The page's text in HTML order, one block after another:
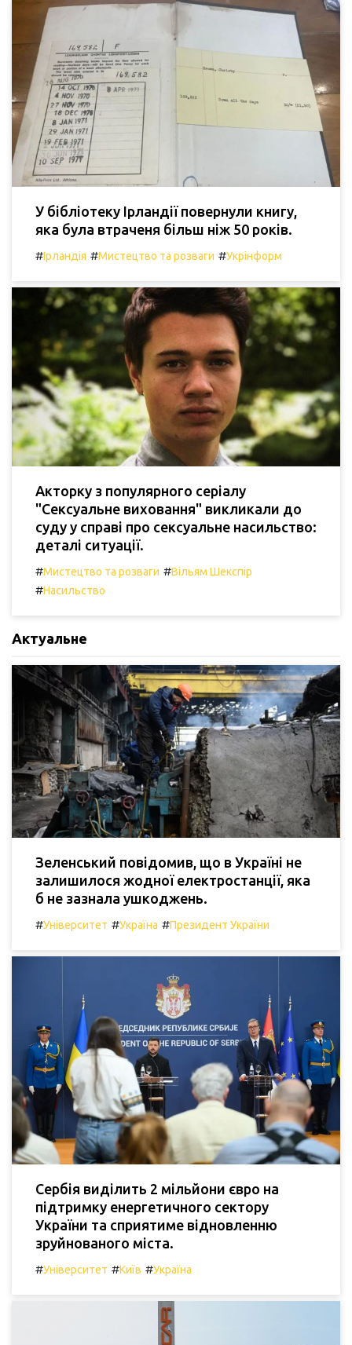
У бібліотеку Ірландії повернули книгу,
яка була втраченя більш ніж 50 років.
#Ірландія #Мистецтво та розваги #Укрінформ
Акторку з популярного серіалу
"Сексуальне виховання" викликали до
суду у справі про сексуальне насильство:
деталі ситуації.
#Мистецтво та розваги #Вільям Шекспір
#Насильство
Актуальне
Зеленський повідомив, що в Україні не
залишилося жодної електростанції, яка
б не зазнала ушкоджень.
#Університет #Україна #Президент України
Сербія виділить 2 мільйони євро на
підтримку енергетичного сектору
України та сприятиме відновленню
зруйнованого міста.
#Університет #Київ #Україна